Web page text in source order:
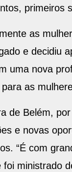
primeiros
as
e decidiu
uma nova
as
de Belém,
e novas
“É com
foi ministrado